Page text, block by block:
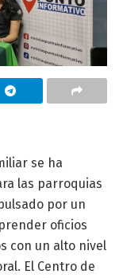
se ha
las parroquias
por un
oficios
con un alto nivel
El Centro de